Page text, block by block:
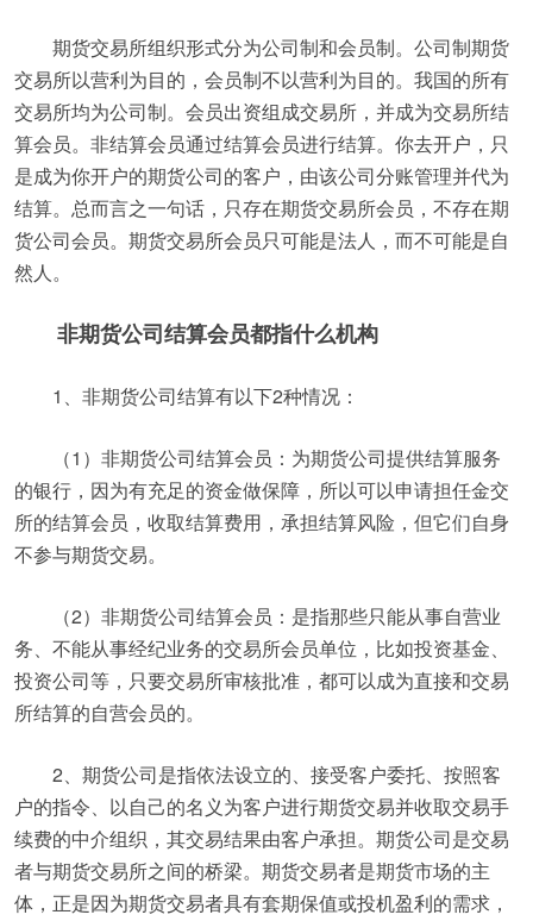
期货交易所组织形式分为公司制和会员制。公司制期货
交易所以营利为目的，会员制不以营利为目的。我国的所有
交易所均为公司制。会员出资组成交易所，并成为交易所结
算会员。非结算会员通过结算会员进行结算。你去开户，只
是成为你开户的期货公司的客户，由该公司分账管理并代为
结算。总而言之一句话，只存在期货交易所会员，不存在期
货公司会员。期货交易所会员只可能是法人，而不可能是自
然人。
非期货公司结算会员都指什么机构
1、非期货公司结算有以下2种情况：
（1）非期货公司结算会员：为期货公司提供结算服务
的银行，因为有充足的资金做保障，所以可以申请担任金交
所的结算会员，收取结算费用，承担结算风险，但它们自身
不参与期货交易。
（2）非期货公司结算会员：是指那些只能从事自营业
务、不能从事经纪业务的交易所会员单位，比如投资基金、
投资公司等，只要交易所审核批准，都可以成为直接和交易
所结算的自营会员的。
2、期货公司是指依法设立的、接受客户委托、按照客
户的指令、以自己的名义为客户进行期货交易并收取交易手
续费的中介组织，其交易结果由客户承担。期货公司是交易
者与期货交易所之间的桥梁。期货交易者是期货市场的主
体，正是因为期货交易者具有套期保值或投机盈利的需求，